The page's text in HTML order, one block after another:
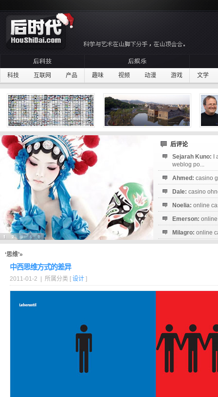
科技 互联网 产品 趣味 视频 动漫 游戏 文学
后评论
Sejarah Kuno:
weblog po...
Ahmed: casino
Dale: casino
Noelia: online
Emerson:
Milagro: online
‘思维’»
中西思维方式的差异
2011-01-2 | 所属分类 [ 设计 ]